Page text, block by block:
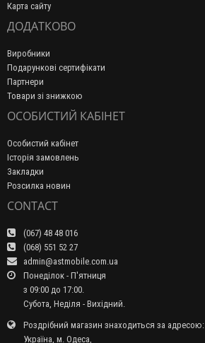
Карта сайту
ДОДАТКОВО
Виробники
Подарункові сертифікати
Партнери
Товари зі знижкою
ОСОБИСТИЙ КАБІНЕТ
Особистий кабінет
Історія замовлень
Закладки
Розсилка новин
CONTACT
(067) 48 48 016
(068) 551 52 27
admin@astmobile.com.ua
Понеділок - П'ятниця
з 09:00 до 17:00.
Субота, Неділя - Вихідний.
Роздрібний магазин знаходиться за адресою:
Україна, м. Одеса,